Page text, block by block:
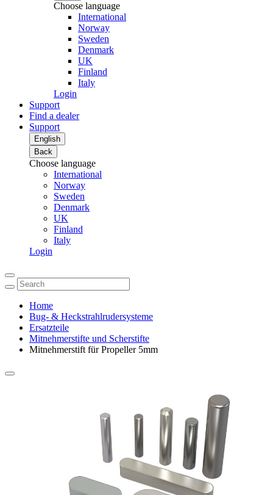
Choose language
International
Norway
Sweden
Denmark
UK
Finland
Italy
Login
Support
Find a dealer
Support
English
Back
Choose language
International
Norway
Sweden
Denmark
UK
Finland
Italy
Login
Home
Bug- & Heckstrahlrudersysteme
Ersatzteile
Mitnehmerstifte und Scherstifte
Mitnehmerstift für Propeller 5mm